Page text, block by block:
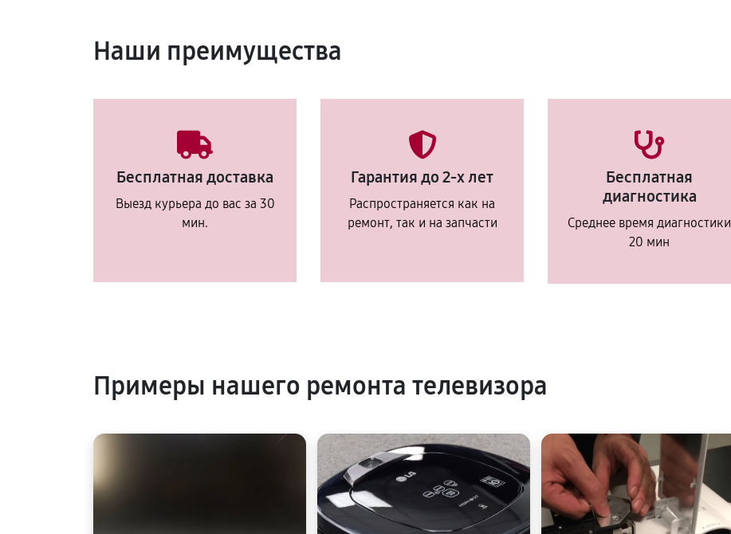
Наши преимущества
Бесплатная доставка
Выезд курьера до вас за 30
мин.
Гарантия до 2-х лет
Распространяется как на
ремонт, так и на запчасти
Бесплатная
диагностика
Среднее время диагностики
20 мин
Примеры нашего ремонта телевизора